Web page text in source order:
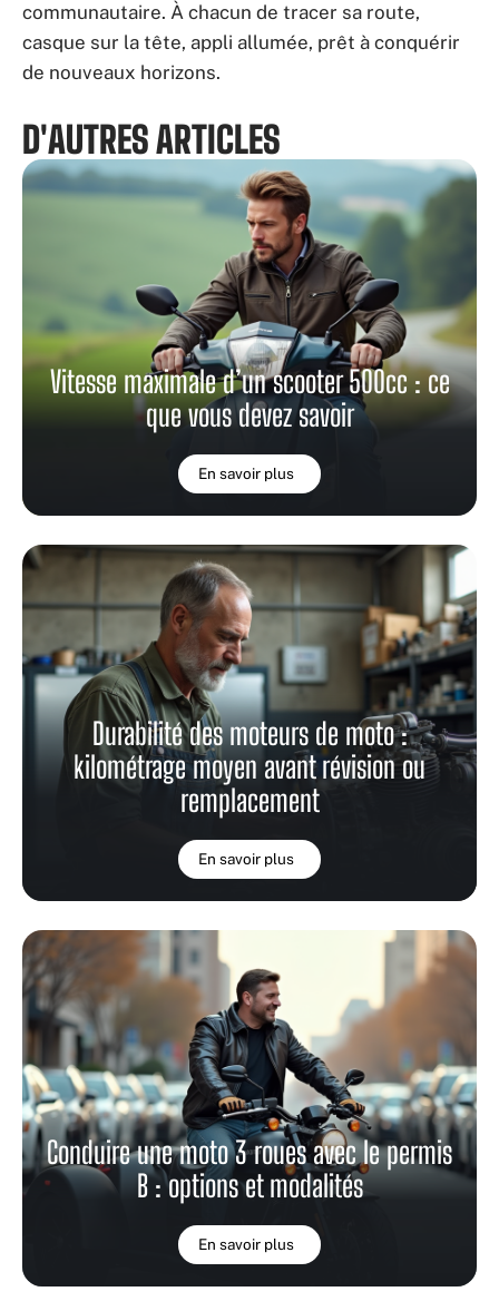
communautaire. À chacun de tracer sa route,
casque sur la tête, appli allumée, prêt à conquérir
de nouveaux horizons.
D'AUTRES ARTICLES
Vitesse maximale d’un scooter 500cc : ce
que vous devez savoir
En savoir plus
Durabilité des moteurs de moto :
kilométrage moyen avant révision ou
remplacement
En savoir plus
Conduire une moto 3 roues avec le permis
B : options et modalités
En savoir plus